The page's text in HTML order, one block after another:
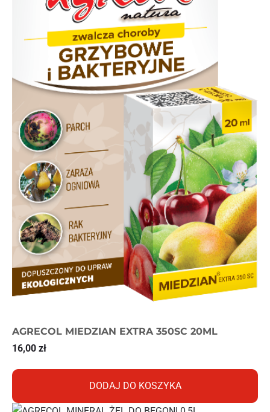
AGRECOL MIEDZIAN EXTRA 350SC 20ML
16,00 zł
DODAJ DO KOSZYKA